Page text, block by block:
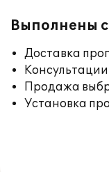
Выполнены
Доставка
Продажа
Установка